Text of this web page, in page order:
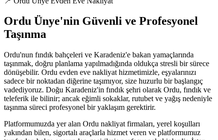
Ordu Ünye'nin Güvenli ve Profesyonel
Taşınma
Ordu'nun fındık bahçeleri ve Karadeniz'e bakan yamaçlarında
taşınmak, doğru planlama yapılmadığında oldukça stresli bir sürece
dönüşebilir. Ordu evden eve nakliyat hizmetimizle, eşyalarınızı
sadece bir noktadan diğerine taşımıyor, size huzurlu bir başlangıç
vadediyoruz. Doğu Karadeniz'in fındık şehri olarak Ordu, fındık ve
teleferik ile bilinir; ancak eğimli sokaklar, rutubet ve yağış nedeniyle
taşınma süreci profesyonel bir yaklaşım gerektirir.
Platformumuzda yer alan Ordu nakliyat firmaları, yerel koşulları
yakından bilen, sigortalı araçlarla hizmet veren ve platformumuz